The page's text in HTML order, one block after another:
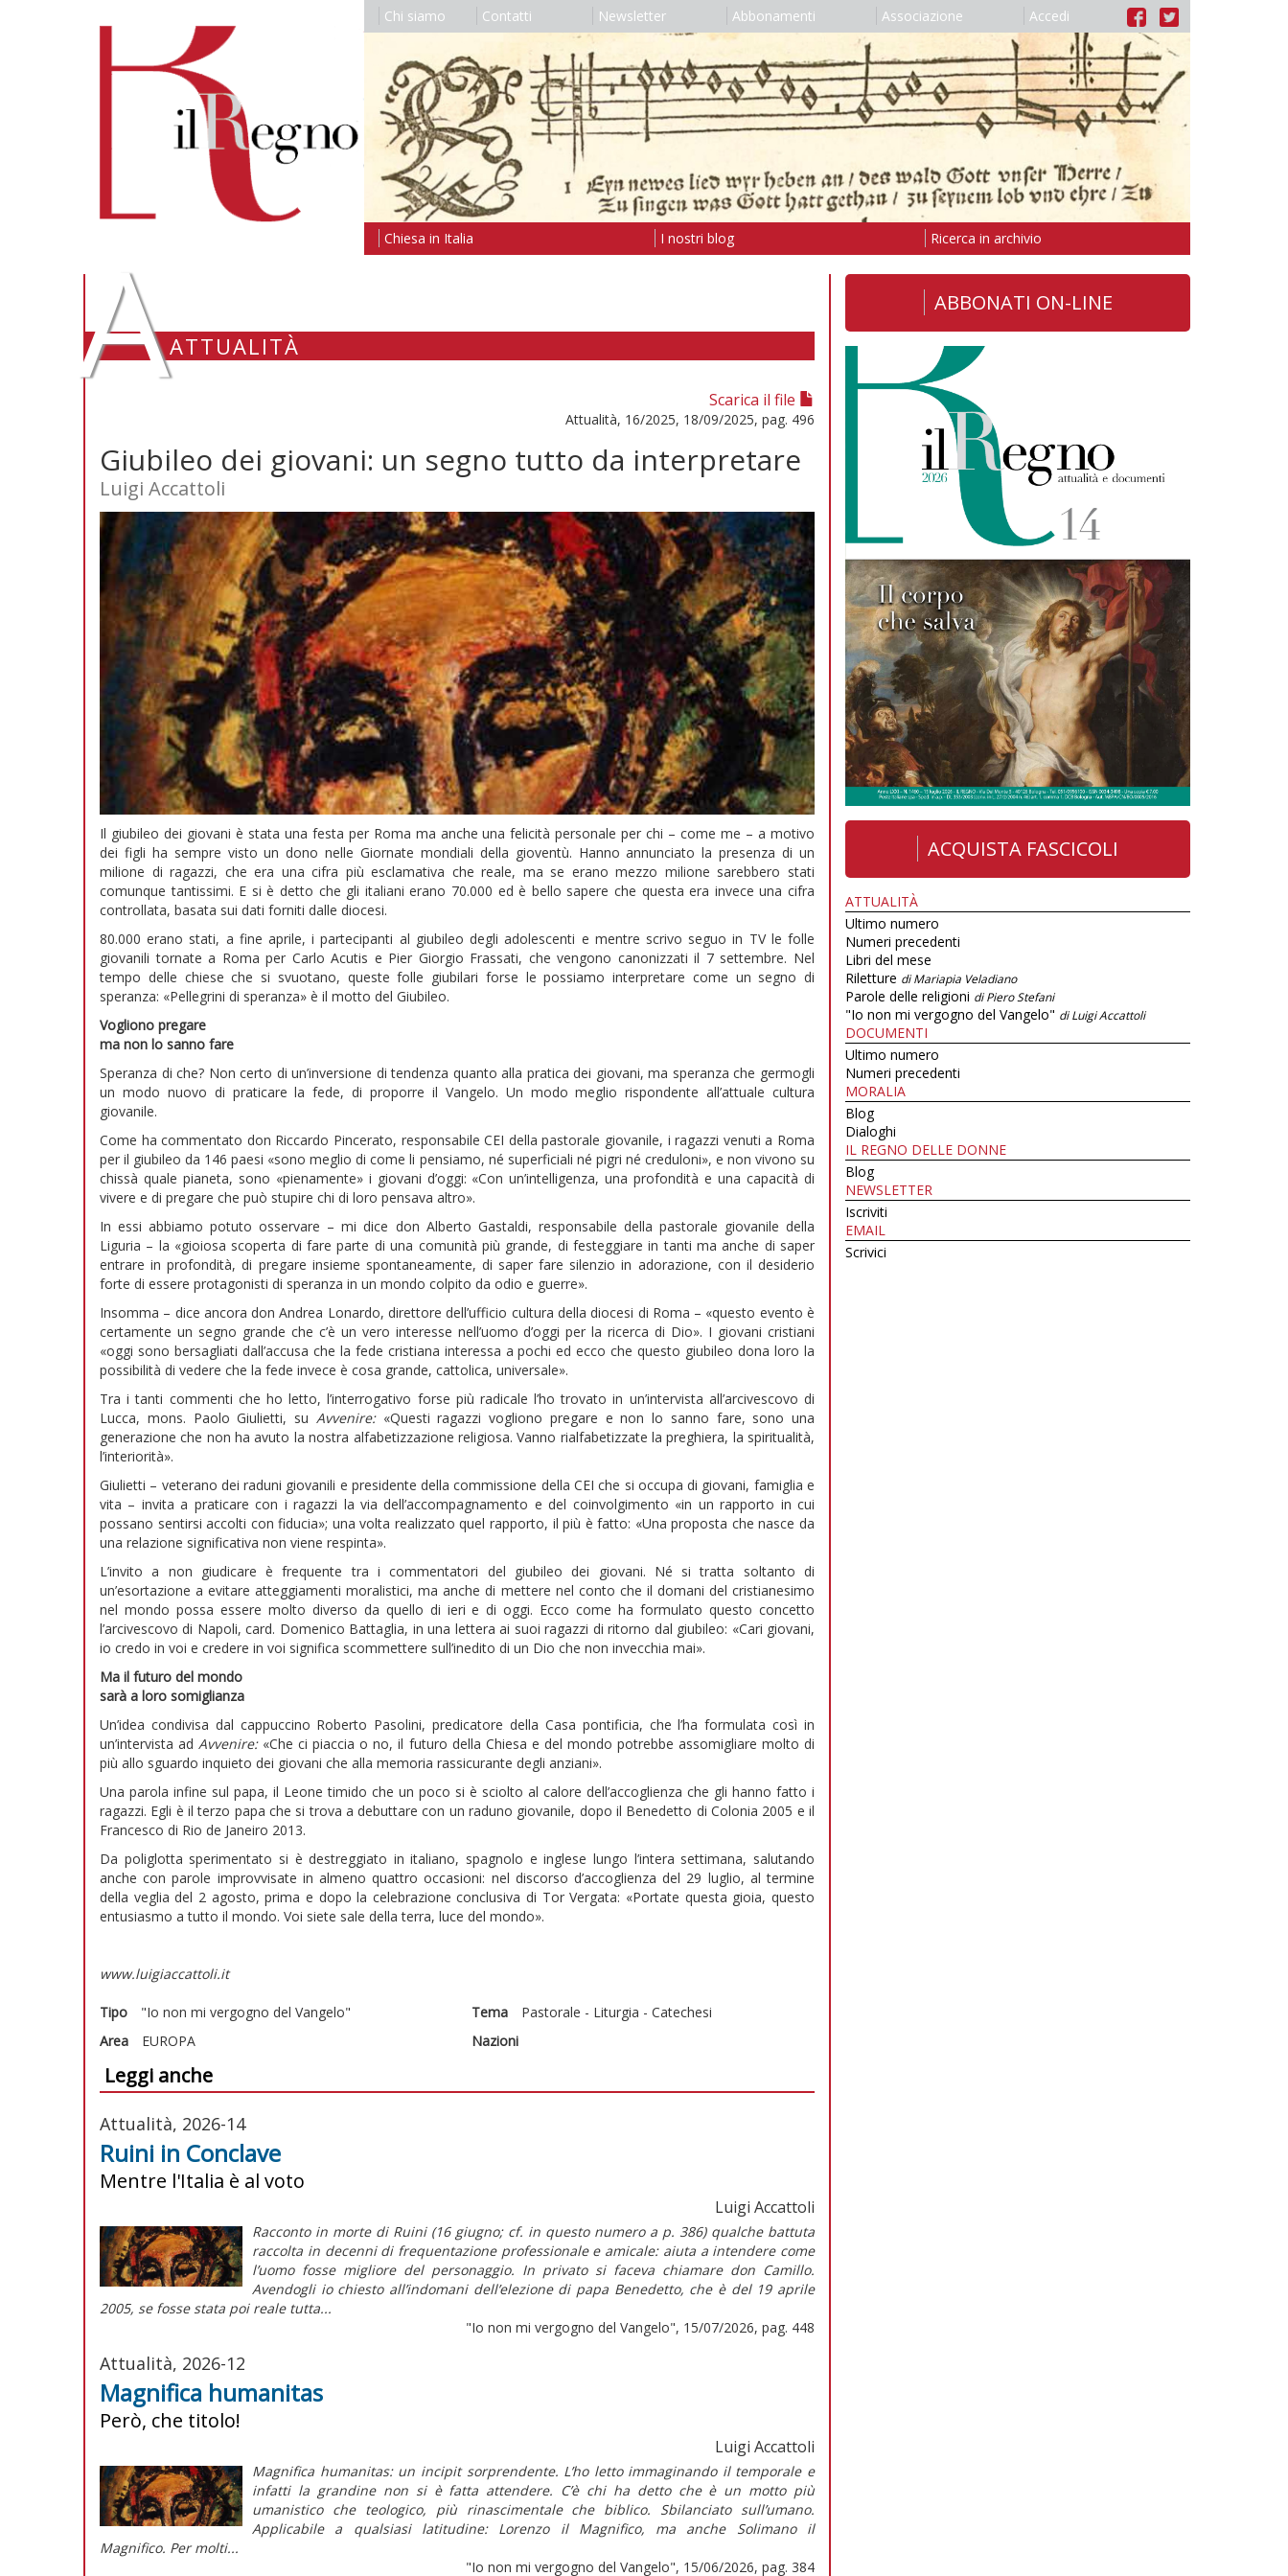
Chi siamo Contatti Newsletter Abbonamenti Associazione Accedi
Chiesa in Italia I nostri blog Ricerca in archivio
AATTUALITÀ
Scarica il file
Attualità, 16/2025, 18/09/2025, pag. 496
Giubileo dei giovani: un segno tutto da interpretare
Luigi Accattoli
Il giubileo dei giovani è stata una festa per Roma ma anche una felicità personale per chi – come me – a motivo
dei figli ha sempre visto un dono nelle Giornate mondiali della gioventù. Hanno annunciato la presenza di un
milione di ragazzi, che era una cifra più esclamativa che reale, ma se erano mezzo milione sarebbero stati
comunque tantissimi. E si è detto che gli italiani erano 70.000 ed è bello sapere che questa era invece una cifra
controllata, basata sui dati forniti dalle diocesi.
80.000 erano stati, a fine aprile, i partecipanti al giubileo degli adolescenti e mentre scrivo seguo in TV le folle
giovanili tornate a Roma per Carlo Acutis e Pier Giorgio Frassati, che vengono canonizzati il 7 settembre. Nel
tempo delle chiese che si svuotano, queste folle giubilari forse le possiamo interpretare come un segno di
speranza: «Pellegrini di speranza» è il motto del Giubileo.
Vogliono pregare
ma non lo sanno fare
Speranza di che? Non certo di un’inversione di tendenza quanto alla pratica dei giovani, ma speranza che germogli
un modo nuovo di praticare la fede, di proporre il Vangelo. Un modo meglio rispondente all’attuale cultura
giovanile.
Come ha commentato don Riccardo Pincerato, responsabile CEI della pastorale giovanile, i ragazzi venuti a Roma
per il giubileo da 146 paesi «sono meglio di come li pensiamo, né superficiali né pigri né creduloni», e non vivono su
chissà quale pianeta, sono «pienamente» i giovani d’oggi: «Con un’intelligenza, una profondità e una capacità di
vivere e di pregare che può stupire chi di loro pensava altro».
In essi abbiamo potuto osservare – mi dice don Alberto Gastaldi, responsabile della pastorale giovanile della
Liguria – la «gioiosa scoperta di fare parte di una comunità più grande, di festeggiare in tanti ma anche di saper
entrare in profondità, di pregare insieme spontaneamente, di saper fare silenzio in adorazione, con il desiderio
forte di essere protagonisti di speranza in un mondo colpito da odio e guerre».
Insomma – dice ancora don Andrea Lonardo, direttore dell’ufficio cultura della diocesi di Roma – «questo evento è
certamente un segno grande che c’è un vero interesse nell’uomo d’oggi per la ricerca di Dio». I giovani cristiani
«oggi sono bersagliati dall’accusa che la fede cristiana interessa a pochi ed ecco che questo giubileo dona loro la
possibilità di vedere che la fede invece è cosa grande, cattolica, universale».
Tra i tanti commenti che ho letto, l’interrogativo forse più radicale l’ho trovato in un’intervista all’arcivescovo di
Lucca, mons. Paolo Giulietti, su Avvenire:«Questi ragazzi vogliono pregare e non lo sanno fare, sono una
generazione che non ha avuto la nostra alfabetizzazione religiosa. Vanno rialfabetizzate la preghiera, la spiritualità,
l’interiorità».
Giulietti – veterano dei raduni giovanili e presidente della commissione della CEI che si occupa di giovani, famiglia e
vita – invita a praticare con i ragazzi la via dell’accompagnamento e del coinvolgimento «in un rapporto in cui
possano sentirsi accolti con fiducia»; una volta realizzato quel rapporto, il più è fatto: «Una proposta che nasce da
una relazione significativa non viene respinta».
L’invito a non giudicare è frequente tra i commentatori del giubileo dei giovani. Né si tratta soltanto di
un’esortazione a evitare atteggiamenti moralistici, ma anche di mettere nel conto che il domani del cristianesimo
nel mondo possa essere molto diverso da quello di ieri e di oggi. Ecco come ha formulato questo concetto
l’arcivescovo di Napoli, card. Domenico Battaglia, in una lettera ai suoi ragazzi di ritorno dal giubileo: «Cari giovani,
io credo in voi e credere in voi significa scommettere sull’inedito di un Dio che non invecchia mai».
Ma il futuro del mondo
sarà a loro somiglianza
Un’idea condivisa dal cappuccino Roberto Pasolini, predicatore della Casa pontificia, che l’ha formulata così in
un’intervista ad Avvenire:«Che ci piaccia o no, il futuro della Chiesa e del mondo potrebbe assomigliare molto di
più allo sguardo inquieto dei giovani che alla memoria rassicurante degli anziani».
Una parola infine sul papa, il Leone timido che un poco si è sciolto al calore dell’accoglienza che gli hanno fatto i
ragazzi. Egli è il terzo papa che si trova a debuttare con un raduno giovanile, dopo il Benedetto di Colonia 2005 e il
Francesco di Rio de Janeiro 2013.
Da poliglotta sperimentato si è destreggiato in italiano, spagnolo e inglese lungo l’intera settimana, salutando
anche con parole improvvisate in almeno quattro occasioni: nel discorso d’accoglienza del 29 luglio, al termine
della veglia del 2 agosto, prima e dopo la celebrazione conclusiva di Tor Vergata: «Portate questa gioia, questo
entusiasmo a tutto il mondo. Voi siete sale della terra, luce del mondo».
www.luigiaccattoli.it
Tipo "Io non mi vergogno del Vangelo" Tema
Pastorale - Liturgia - Catechesi
Area
EUROPA Nazioni
Leggi anche
Attualità, 2026-14
Ruini in Conclave
Mentre l'Italia è al voto
Luigi Accattoli
Racconto in morte di Ruini (16 giugno; cf. in questo numero a p. 386) qualche battuta
raccolta in decenni di frequentazione professionale e amicale: aiuta a intendere come
l’uomo fosse migliore del personaggio. In privato si faceva chiamare don Camillo.
Avendogli io chiesto all’indomani dell’elezione di papa Benedetto, che è del 19 aprile
2005, se fosse stata poi reale tutta...
"Io non mi vergogno del Vangelo", 15/07/2026, pag. 448
Attualità, 2026-12
Magnifica humanitas
Però, che titolo!
Luigi Accattoli
Magnifica humanitas: un incipit sorprendente. L’ho letto immaginando il temporale e
infatti la grandine non si è fatta attendere. C’è chi ha detto che è un motto più
umanistico che teologico, più rinascimentale che biblico. Sbilanciato sull’umano.
Applicabile a qualsiasi latitudine: Lorenzo il Magnifico, ma anche Solimano il
Magnifico. Per molti...
"Io non mi vergogno del Vangelo", 15/06/2026, pag. 384
ABBONATI ON-LINE
ACQUISTA FASCICOLI
ATTUALITÀ
Ultimo numero
Numeri precedenti
Libri del mese
Riletture di Mariapia Veladiano
Parole delle religioni di Piero Stefani
"Io non mi vergogno del Vangelo" di Luigi Accattoli
DOCUMENTI
Ultimo numero
Numeri precedenti
MORALIA
Blog
Dialoghi
IL REGNO DELLE DONNE
Blog
NEWSLETTER
Iscriviti
EMAIL
Scrivici